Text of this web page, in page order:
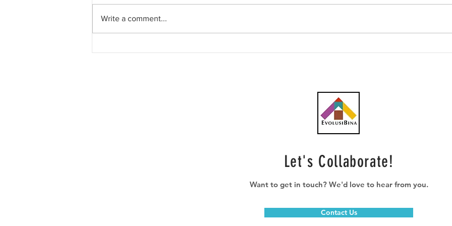
Diperbaharui Negeri
Write a comment...
Let's Collaborate!
Want to get in touch? We'd love to hear from you.
Contact Us